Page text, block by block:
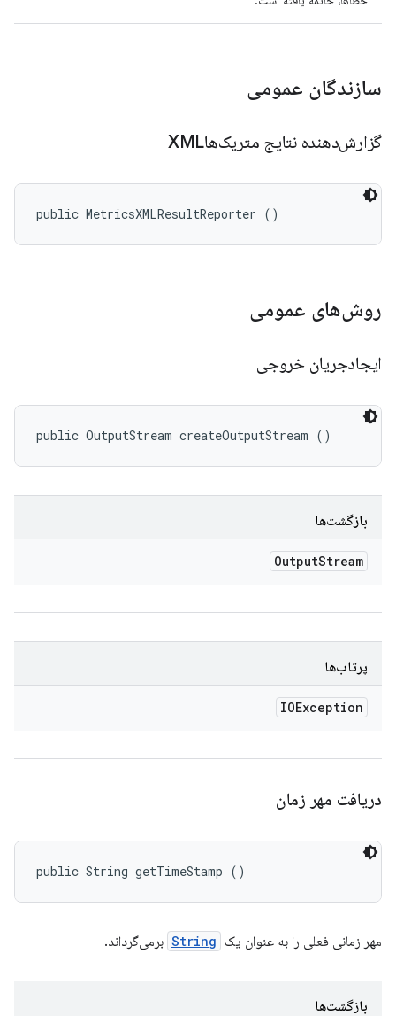
سازندگان عمومی
گزارش‌دهنده نتایج متریک‌هاXML
public MetricsXMLResultReporter ()
روش‌های عمومی
ایجادجریان خروجی
public OutputStream createOutputStream ()
بازگشت‌ها
OutputStream
پرتاب‌ها
IOException
دریافت مهر زمان
public String getTimeStamp ()
مهر زمانی فعلی را به عنوان یک String برمی‌گرداند.
بازگشت‌ها